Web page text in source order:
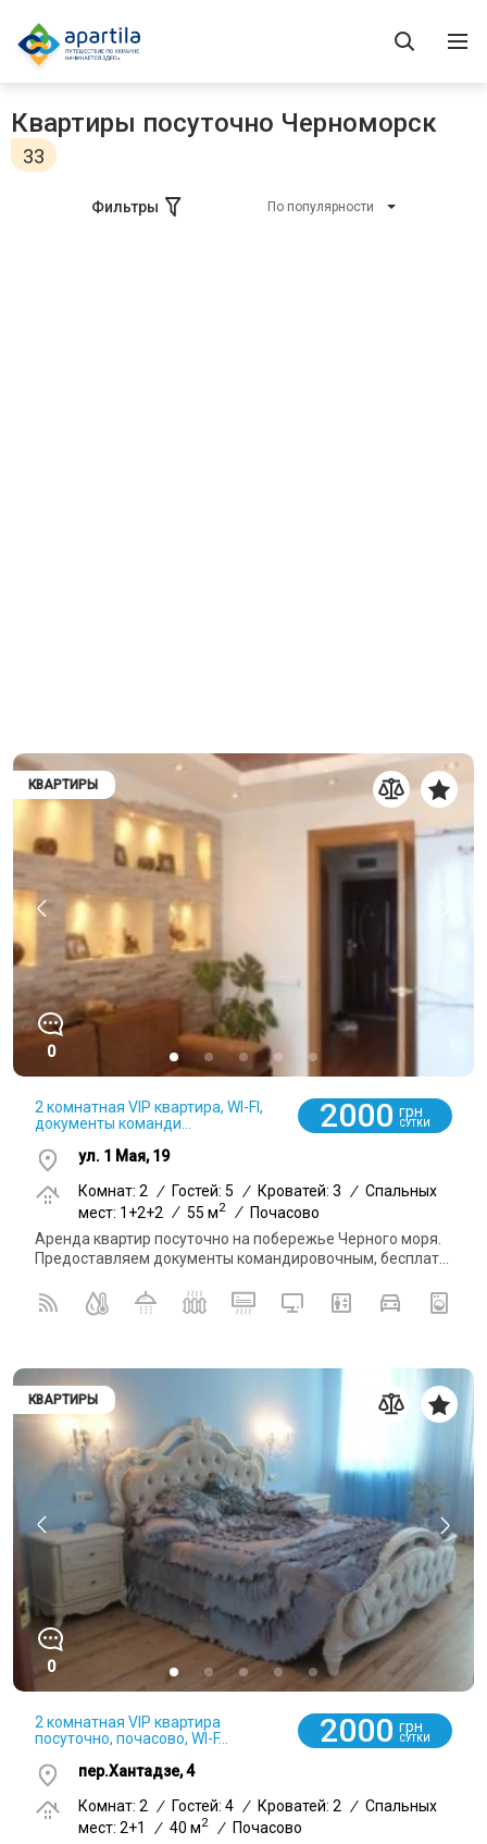
Квартиры посуточно Черноморск
33
Фильтры По популярности
КВАРТИРЫ
0
2 комнатная VIP квартира, WI-FI,
документы команди...
2000 грн
СУТКИ
ул. 1 Мая, 19
Комнат: 2
/ Гостей: 5 / Кроватей: 3 / Спальных
мест: 1+2+2 / 55 м2 / Почасово
Аренда квартир посуточно на побережье Черного моря.
Предоставляем документы командировочным, бесплат...
КВАРТИРЫ
0
2 комнатная VIP квартира
посуточно, почасово, WI-F...
2000 грн
СУТКИ
пер.Хантадзе, 4
Комнат: 2 / Гостей: 4 / Кроватей: 2 / Спальных
мест: 2+1
/ 40 м2 /
Почасово